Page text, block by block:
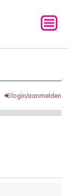
login/aanmelden